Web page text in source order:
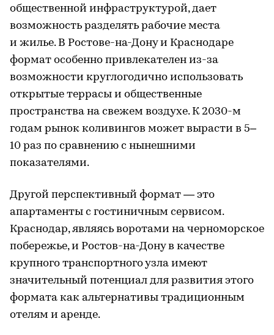
общественной инфраструктурой, дает
возможность разделять рабочие места
и жилье. В Ростове-на-Дону и Краснодаре
формат особенно привлекателен из-за
возможности круглогодично использовать
открытые террасы и общественные
пространства на свежем воздухе. К 2030-м
годам рынок коливингов может вырасти в 5–
10 раз по сравнению с нынешними
показателями.
Другой перспективный формат — это
апартаменты с гостиничным сервисом.
Краснодар, являясь воротами на черноморское
побережье, и Ростов-на-Дону в качестве
крупного транспортного узла имеют
значительный потенциал для развития этого
формата как альтернативы традиционным
отелям и аренде.